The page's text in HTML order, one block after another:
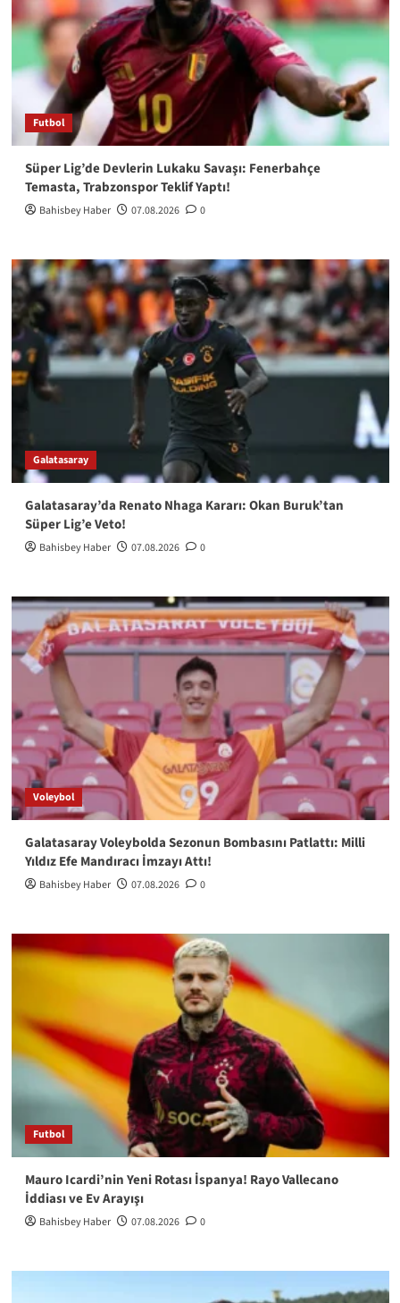
Futbol
Süper Lig’de Devlerin Lukaku Savaşı: Fenerbahçe
Temasta, Trabzonspor Teklif Yaptı!
Bahisbey Haber 07.08.2026 0
Galatasaray
Galatasaray’da Renato Nhaga Kararı: Okan Buruk’tan
Süper Lig’e Veto!
Bahisbey Haber 07.08.2026 0
Voleybol
Galatasaray Voleybolda Sezonun Bombasını Patlattı: Milli
Yıldız Efe Mandıracı İmzayı Attı!
Bahisbey Haber 07.08.2026 0
Futbol
Mauro Icardi’nin Yeni Rotası İspanya! Rayo Vallecano
İddiası ve Ev Arayışı
Bahisbey Haber 07.08.2026 0